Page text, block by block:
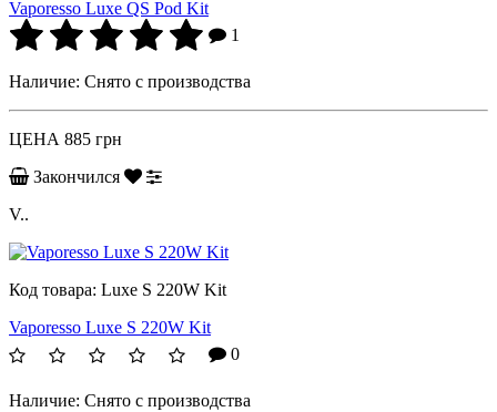
Vaporesso Luxe QS Pod Kit
1
Наличие: Снято с производства
ЦЕНА 885 грн
Закончился
V..
Код товара: Luxe S 220W Kit
Vaporesso Luxe S 220W Kit
0
Наличие: Снято с производства